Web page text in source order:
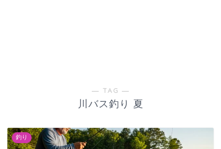
― TAG ―
川バス釣り 夏
釣り